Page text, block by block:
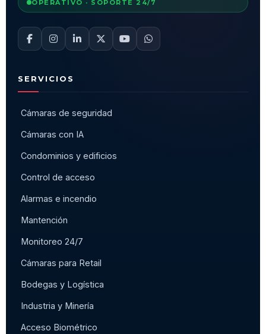
OPERATIVO · SOPORTE 24/7
SERVICIOS
Cámaras de seguridad
Cámaras con IA
Condominios y edificios
Control de acceso
Alarmas e incendio
Mantención
Monitoreo 24/7
Cámaras para Retail
Bodegas y Logística
Industria y Minería
Acceso Biométrico